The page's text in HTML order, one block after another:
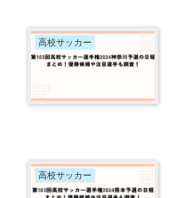
高校サッカー
高校サッカー